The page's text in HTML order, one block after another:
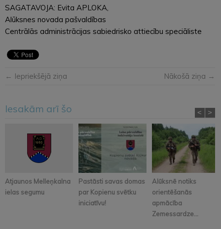
SAGATAVOJA: Evita APLOKA,
Alūksnes novada pašvaldības
Centrālās administrācijas sabiedrisko attiecību speciāliste
← Iepriekšējā ziņa Nākošā ziņa →
Iesakām arī šo
Atjaunos Melleņkalna
ielas segumu
Pastāsti savas domas
par Kopienu svētku
iniciatīvu!
Alūksnē notiks
orientēšanās
apmācība
Zemessardze...
< >